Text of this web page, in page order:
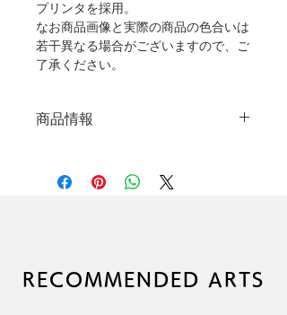
プリンタを採用。
なお商品画像と実際の商品の色合いは
若干異なる場合がございますので、ご
了承ください。
商品情報
（顔料インク使用）
本品に額縁は付属しません
STONE
RECOMMENDED ARTS